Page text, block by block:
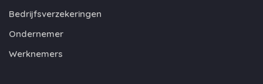
Bedrijfsverzekeringen
Ondernemer
Werknemers